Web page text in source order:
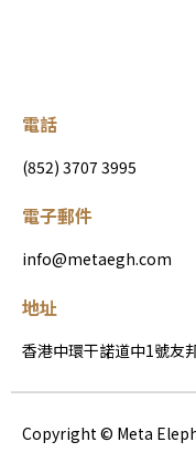
電話
(852) 3707 3995
電子郵件
info@metaegh.com
地址
香港中環干諾道中1號友
Copyright © Meta